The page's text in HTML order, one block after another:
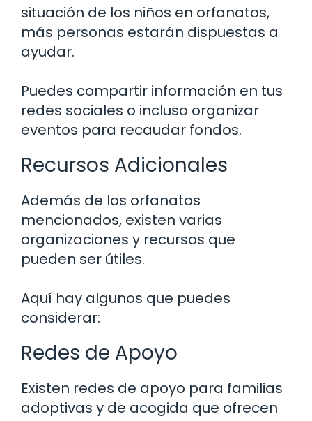
situación de los niños en orfanatos,
más personas estarán dispuestas a
ayudar.
Puedes compartir información en tus
redes sociales o incluso organizar
eventos para recaudar fondos.
Recursos Adicionales
Además de los orfanatos
mencionados, existen varias
organizaciones y recursos que
pueden ser útiles.
Aquí hay algunos que puedes
considerar:
Redes de Apoyo
Existen redes de apoyo para familias
adoptivas y de acogida que ofrecen